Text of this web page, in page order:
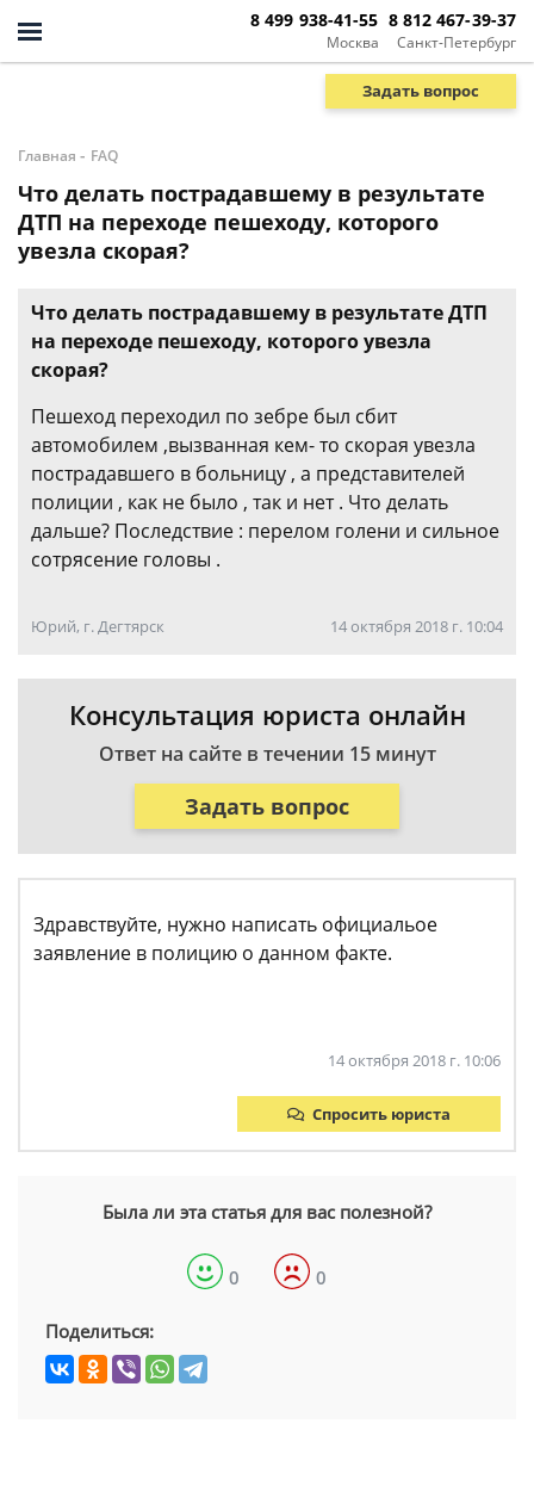
Москва
8 499 938-41-55
Санкт-Петербург
8 812 467-39-37
Задать вопрос
Главная - FAQ
Что делать пострадавшему в результате
ДТП на переходе пешеходу, которого
увезла скорая?
Что делать пострадавшему в результате ДТП
на переходе пешеходу, которого увезла
скорая?
Пешеход переходил по зебре был сбит
автомобилем ,вызванная кем- то скорая увезла
пострадавшего в больницу , а представителей
полиции , как не было , так и нет . Что делать
дальше? Последствие : перелом голени и сильное
сотрясение головы .
Юрий, г. Дегтярск 14 октября 2018 г. 10:04
Консультация юриста онлайн
Ответ на сайте в течении 15 минут
Задать вопрос
Здравствуйте, нужно написать официальое
заявление в полицию о данном факте.
14 октября 2018 г. 10:06
Спросить юриста
Была ли эта статья для вас полезной?
0 0
Поделиться: